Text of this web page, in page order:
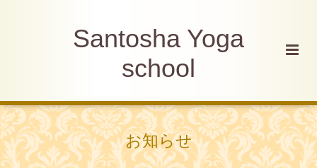
Santosha Yoga
school
お知らせ